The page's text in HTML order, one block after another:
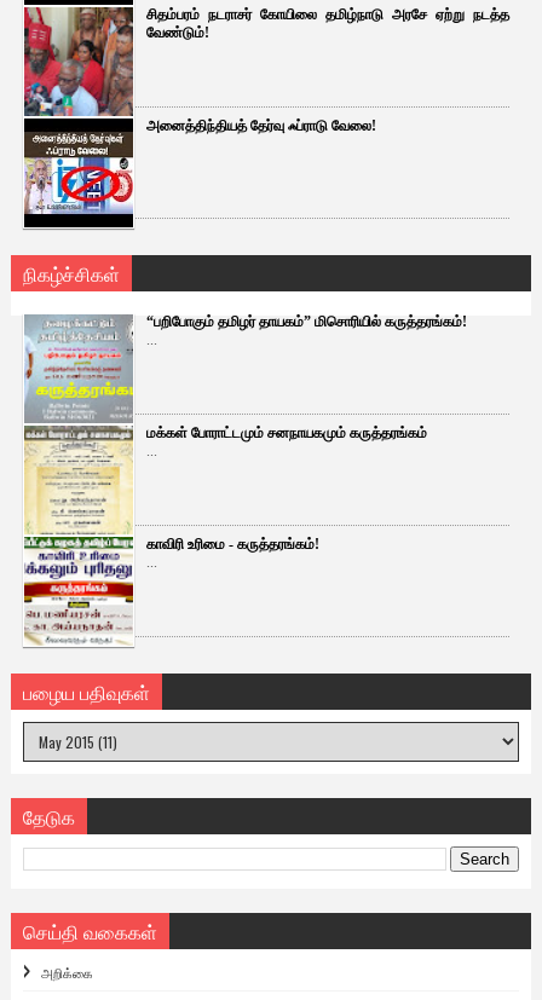
சிதம்பரம் நடராசர் கோயிலை தமிழ்நாடு அரசே ஏற்று நடத்த
வேண்டும்!
அனைத்திந்தியத் தேர்வு ஃப்ராடு வேலை!
நிகழ்ச்சிகள்
“பறிபோகும் தமிழர் தாயகம்” மிசொரியில் கருத்தரங்கம்!
...
மக்கள் போராட்டமும் சனநாயகமும் கருத்தரங்கம்
...
காவிரி உரிமை - கருத்தரங்கம்!
...
பழைய பதிவுகள்
தேடுக
செய்தி வகைகள்
அறிக்கை